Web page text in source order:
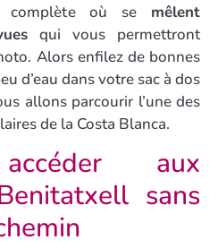
complète où se mêlent
qui vous permettront
Alors enfilez de bonnes
d’eau dans votre sac à dos
allons parcourir l’une des
de la Costa Blanca.
aux
sans